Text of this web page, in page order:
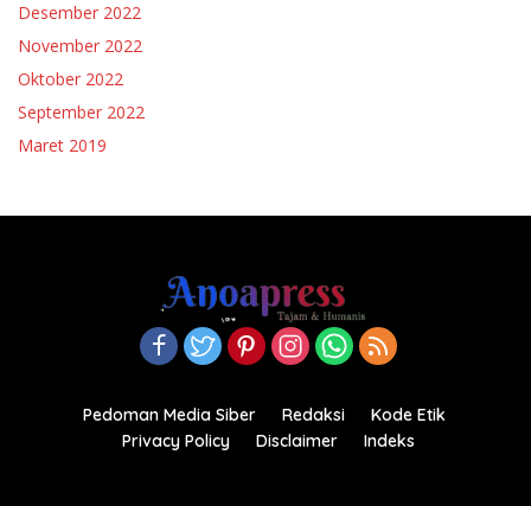
Desember 2022
November 2022
Oktober 2022
September 2022
Maret 2019
Pedoman Media Siber Redaksi
Kode Etik
Privacy Policy
Disclaimer
Indeks